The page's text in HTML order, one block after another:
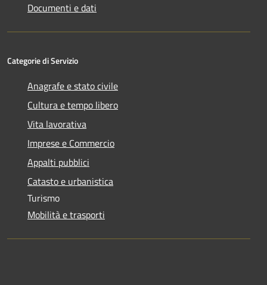
Documenti e dati
Categorie di Servizio
Anagrafe e stato civile
Cultura e tempo libero
Vita lavorativa
Imprese e Commercio
Appalti pubblici
Catasto e urbanistica
Turismo
Mobilità e trasporti